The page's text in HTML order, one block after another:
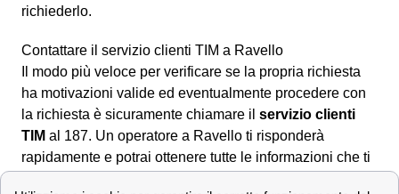
richiederlo.
Contattare il servizio clienti TIM a Ravello
Il modo più veloce per verificare se la propria richiesta
ha motivazioni valide ed eventualmente procedere con
la richiesta è sicuramente chiamare il servizio clienti
TIM al 187. Un operatore a Ravello ti risponderà
rapidamente e potrai ottenere tutte le informazioni che ti